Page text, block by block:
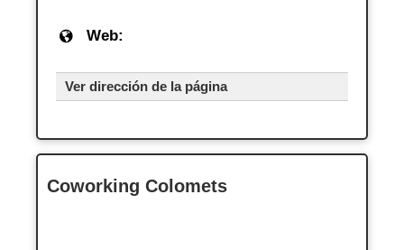
Web:
Ver dirección de la página
Coworking Colomets